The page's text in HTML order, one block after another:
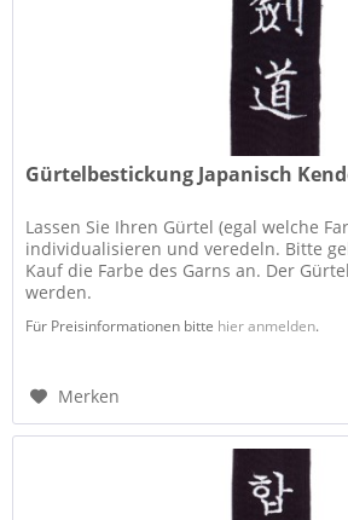
Gürtelbestickung Japanisch
Lassen Sie Ihren Gürtel (egal welche
individualisieren und veredeln. Bitte
Kauf die Farbe des Garns an. Der
werden.
Für Preisinformationen bitte hier anmelden.
Merken